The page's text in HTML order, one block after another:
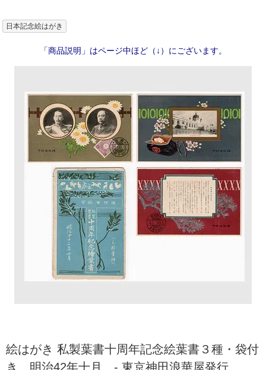
日本記念絵はがき
「商品説明」はページ中ほど（↓）にございます。
絵はがき 私製葉書十周年記念絵葉書３種・袋付
き 明治42年十月 - 東京神田浪華屋発行